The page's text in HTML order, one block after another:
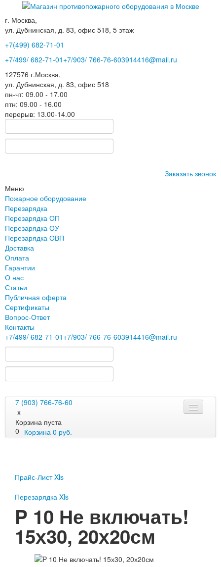
г. Москва,
ул. Дубнинская, д. 83, офис 518, 5 этаж
+7(499) 682-71-01
+7/499/ 682-71-01 +7/903/ 766-76-603914416@mail.ru
127576 г.Москва,
ул. Дубнинская, д. 83, офис 518
пн-чт: 09.00 - 17.00
птн: 09.00 - 16.00
перерыв: 13.00-14.00
Заказать звонок
Меню
Пожарное оборудование
Перезарядка
Перезарядка ОП
Перезарядка ОУ
Перезарядка ОВП
Доставка
Оплата
Гарантии
О нас
Статьи
Публичная оферта
Сертификаты
Вопрос-Ответ
Контакты
+7/499/ 682-71-01 +7/903/ 766-76-603914416@mail.ru
7 (903) 766-76-60
x
Корзина пуста
0 Корзина 0 руб.
Перезарядка ОП
Перезарядка ОВП
Доставка
Оплата
Гарантии
Прайс-Лист Xls
Перезарядка Xls
P 10 Не включать!
15х30, 20х20см